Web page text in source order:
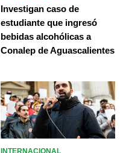
Investigan caso de
estudiante que ingresó
bebidas alcohólicas a
Conalep de Aguascalientes
INTERNACIONAL